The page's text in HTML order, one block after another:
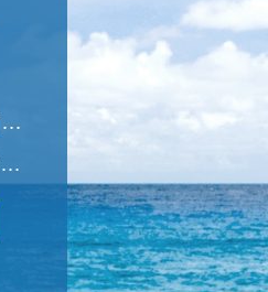
世界地球清潔日 墾管處辦理「2026年墾丁國家公園沙灘淨灘活動
115年09月